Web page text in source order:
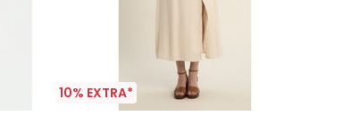
10% EXTRA*